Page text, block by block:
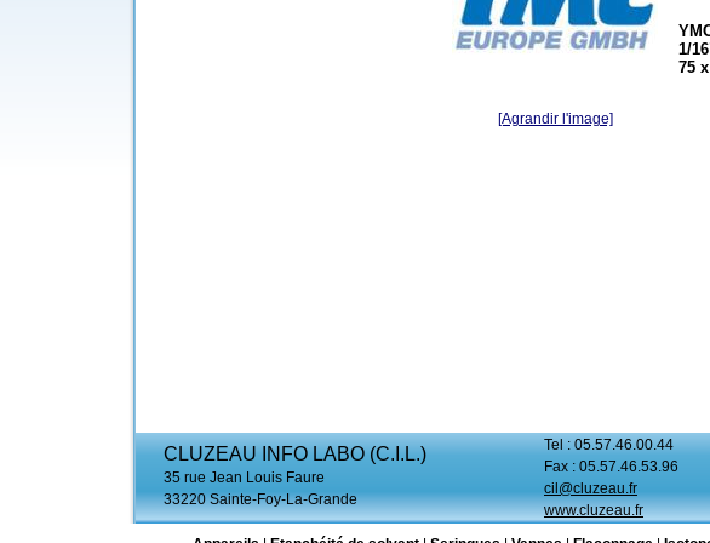
[Agrandir l'image]
1/
75
CLUZEAU INFO LABO (C.I.L.)
35 rue Jean Louis Faure
33220 Sainte-Foy-La-Grande
Tel : 05.57.46.00.44
Fax : 05.57.46.53.96
cil@cluzeau.fr
www.cluzeau.fr